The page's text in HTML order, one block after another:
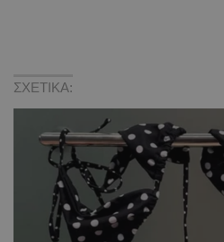
ΣΧΕΤΙΚΑ: